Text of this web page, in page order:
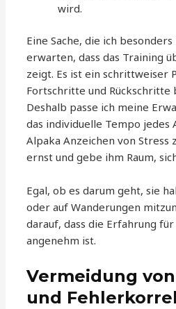
wird.
Eine Sache, die ich
erwarten, dass das Training
zeigt. Es ist ein schrittweiser
Fortschritte und Rückschritte
Deshalb passe ich meine
das individuelle Tempo jedes
Alpaka Anzeichen von Stress
ernst und gebe ihm Raum,
Egal, ob es darum geht, sie
oder auf Wanderungen
darauf, dass die Erfahrung
angenehm ist.
Vermeidung
und